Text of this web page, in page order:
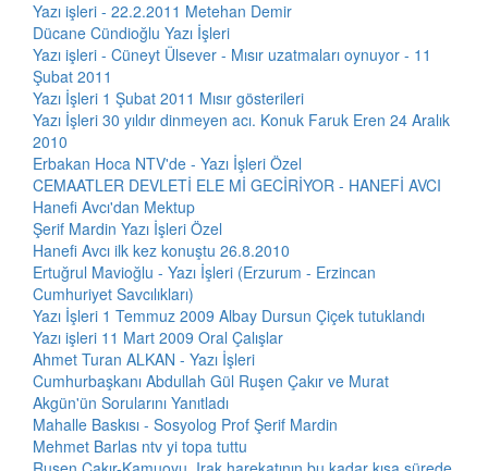
Yazı işleri - 22.2.2011 Metehan Demir
Dücane Cündioğlu Yazı İşleri
Yazı işleri - Cüneyt Ülsever - Mısır uzatmaları oynuyor - 11
Şubat 2011
Yazı İşleri 1 Şubat 2011 Mısır gösterileri
Yazı İşleri 30 yıldır dinmeyen acı. Konuk Faruk Eren 24 Aralık
2010
Erbakan Hoca NTV'de - Yazı İşleri Özel
CEMAATLER DEVLETİ ELE Mİ GECİRİYOR - HANEFİ AVCI
Hanefi Avcı'dan Mektup
Şerif Mardin Yazı İşleri Özel
Hanefi Avcı ilk kez konuştu 26.8.2010
Ertuğrul Mavioğlu - Yazı İşleri (Erzurum - Erzincan
Cumhuriyet Savcılıkları)
Yazı İşleri 1 Temmuz 2009 Albay Dursun Çiçek tutuklandı
Yazı işleri 11 Mart 2009 Oral Çalışlar
Ahmet Turan ALKAN - Yazı İşleri
Cumhurbaşkanı Abdullah Gül Ruşen Çakır ve Murat
Akgün'ün Sorularını Yanıtladı
Mahalle Baskısı - Sosyolog Prof Şerif Mardin
Mehmet Barlas ntv yi topa tuttu